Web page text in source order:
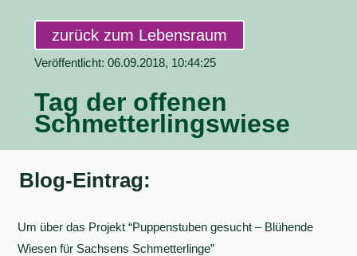
zurück zum Lebensraum
Veröffentlicht: 06.09.2018, 10:44:25
Tag der offenen
Schmetterlingswiese
Blog-Eintrag:
Um über das Projekt “Puppenstuben gesucht – Blühende
Wiesen für Sachsens Schmetterlinge”